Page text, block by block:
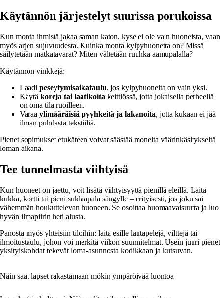
Käytännön järjestelyt suurissa porukoissa
Kun monta ihmistä jakaa saman katon, kyse ei ole vain huoneista, vaan
myös arjen sujuvuudesta. Kuinka monta kylpyhuonetta on? Missä
säilytetään matkatavarat? Miten vältetään ruuhka aamupalalla?
Käytännön vinkkejä:
Laadi peseytymisaikataulu, jos kylpyhuoneita on vain yksi.
Käytä koreja tai laatikoita keittiössä, jotta jokaisella perheellä
on oma tila ruoilleen.
Varaa ylimääräisiä pyyhkeitä ja lakanoita, jotta kukaan ei jää
ilman puhdasta tekstiiliä.
Pienet sopimukset etukäteen voivat säästää monelta väärinkäsitykseltä
loman aikana.
Tee tunnelmasta viihtyisä
Kun huoneet on jaettu, voit lisätä viihtyisyyttä pienillä eleillä. Laita
kukka, kortti tai pieni suklaapala sängylle – erityisesti, jos joku sai
vähemmän houkuttelevan huoneen. Se osoittaa huomaavaisuutta ja luo
hyvän ilmapiirin heti alusta.
Panosta myös yhteisiin tiloihin: laita esille lautapelejä, vilttejä tai
ilmoitustaulu, johon voi merkitä viikon suunnitelmat. Usein juuri pienet
yksityiskohdat tekevät loma-asunnosta kodikkaan ja kutsuvan.
Näin saat lapset rakastamaan mökin ympäröivää luontoa